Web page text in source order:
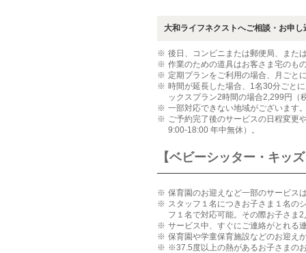
大和ライフネクストへご相談・お申し
後日、コンビニまたは郵便局、また
作業のための道具はお客さま宅のも
定期プランをご利用の場合、月ごと
時間が延長した場合、1名30分ごと
ックスプラン2時間の場合2,299円（
一部対応できない地域がございます
ご予約完了後のサービスの日程変更
9:00-18:00 年中無休）。
【ベビーシッター・キッ
保育園のお迎えなど一部のサービス
スタッフ１名につきお子さま１名の
フ１名で対応可能。その際お子さま
サービス中、すぐにご連絡がとれる
保育園や学童保育施設などのお迎え
※37.5度以上の熱があるお子さまの